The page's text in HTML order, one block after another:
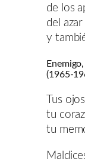
de los
del azar
y
(1965-
Tus
tu
tu